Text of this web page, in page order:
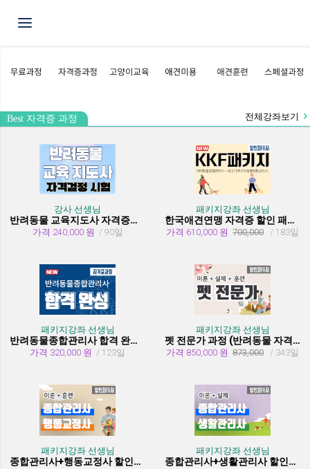
Toggle navigation
Best 자격증 과정 전체강좌보기
강사 선생님
반려동물 교육지도사 자격증과정
가격 240,000 원 / 90일
패키지강좌 선생님
한국애견연맹 자격증 할인 패키지 과정 (종합관리사 + 행동교정사)
가격 610,000 원 700,000 / 183일
패키지강좌 선생님
반려동물종합관리사 합격 완성 패키지
가격 320,000 원 / 123일
패키지강좌 선생님
펫 전문가 과정 (반려동물 자격증 취득과정)
가격 850,000 원 873,000 / 343일
패키지강좌 선생님
종합관리사+행동교정사 할인패키지과정
패키지강좌 선생님
종합관리사+생활관리사 할인패키지과정